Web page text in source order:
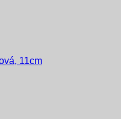
11cm